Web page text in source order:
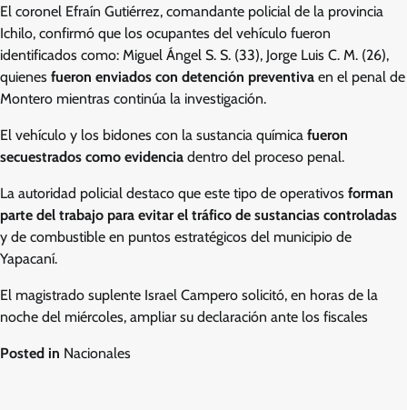
El coronel Efraín Gutiérrez, comandante policial de la provincia
Ichilo, confirmó que los ocupantes del vehículo fueron
identificados como: Miguel Ángel S. S. (33), Jorge Luis C. M. (26),
quienes fueron enviados con detención preventiva en el penal de
Montero mientras continúa la investigación.
El vehículo y los bidones con la sustancia química fueron
secuestrados como evidencia dentro del proceso penal.
La autoridad policial destaco que este tipo de operativos forman
parte del trabajo para evitar el tráfico de sustancias controladas
y de combustible en puntos estratégicos del municipio de
Yapacaní.
El magistrado suplente Israel Campero solicitó, en horas de la
noche del miércoles, ampliar su declaración ante los fiscales
Posted in Nacionales